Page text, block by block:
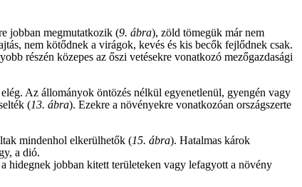
jobban megmutatkozik (9. ábra), zöld tömegük már nem
nem kötődnek a virágok, kevés és kis becők fejlődnek csak.
részén közepes az őszi vetésekre vonatkozó mezőgazdasági
Az állományok öntözés nélkül egyenetlenül, gyengén vagy
(13. ábra). Ezekre a növényekre vonatkozóan országszerte
mindenhol elkerülhetők (15. ábra). Hatalmas károk
a dió.
hidegnek jobban kitett területeken vagy lefagyott a növény